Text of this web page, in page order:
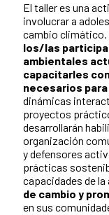
El taller es una
involucrar a
cambio climático.
los/las
ambientales
capacitarles
necesarios
dinámicas
proyectos
desarrollarán
organización
y defensores
prácticas
capacidades de
de cambio y
en sus